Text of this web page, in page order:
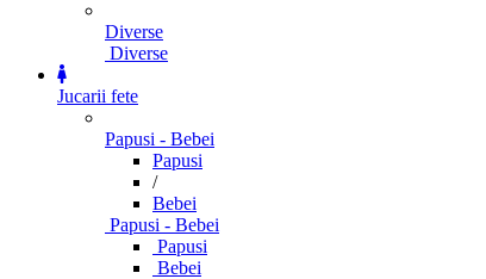
Diverse
Diverse
Jucarii fete
Papusi - Bebei
Papusi
/
Bebei
Papusi - Bebei
Papusi
Bebei